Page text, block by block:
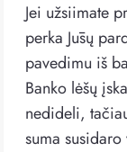
Jei užsiimate
perka Jūsų
pavedimu iš
Banko lėšų
nedideli,
suma